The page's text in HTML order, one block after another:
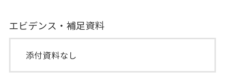
エビデンス・補足資料
添付資料なし